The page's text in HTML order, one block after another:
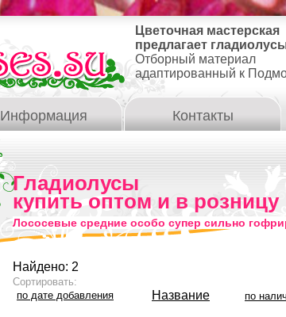
Цветочная мастерская
предлагает
Отборный материал
адаптированный к
Информация Контакты
Гладиолусы
купить оптом и в розницу
Лососевые средние особо супер сильно
Найдено: 2
Сортировать:
по дате добавления
Название по